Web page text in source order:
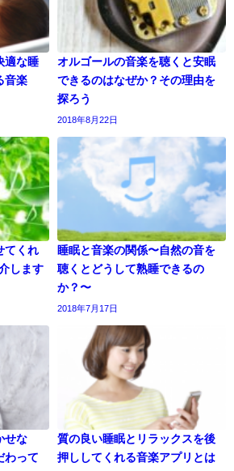
適な睡
音楽
オルゴールの音楽を聴くと安眠
できるのはなぜか？その理由を
探ろう
2018年8月22日
てくれ
します
睡眠と音楽の関係〜自然の音を
聴くとどうして熟睡できるの
か？〜
2018年7月17日
せな
わって
質の良い睡眠とリラックスを後
押ししてくれる音楽アプリとは